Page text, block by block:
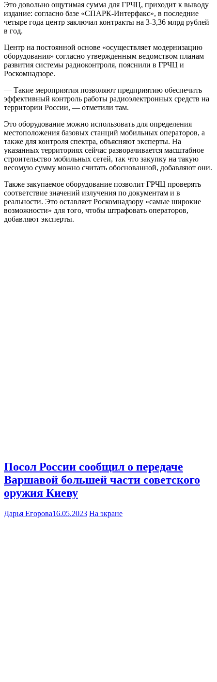
Это довольно ощутимая сумма для ГРЧЦ, приходит к выводу
издание: согласно базе «СПАРК-Интерфакс», в последние
четыре года центр заключал контракты на 3-3,36 млрд рублей
в год.
Центр на постоянной основе «осуществляет модернизацию
оборудования» согласно утвержденным ведомством планам
развития системы радиоконтроля, пояснили в ГРЧЦ и
Роскомнадзоре.
— Такие мероприятия позволяют предприятию обеспечить
эффективный контроль работы радиоэлектронных средств на
территории России, — отметили там.
Это оборудование можно использовать для определения
местоположения базовых станций мобильных операторов, а
также для контроля спектра, объясняют эксперты. На
указанных территориях сейчас разворачивается масштабное
строительство мобильных сетей, так что закупку на такую
весомую сумму можно считать обоснованной, добавляют они.
Также закупаемое оборудование позволит ГРЧЦ проверять
соответствие значений излучения по документам и в
реальности. Это оставляет Роскомнадзору «самые широкие
возможности» для того, чтобы штрафовать операторов,
добавляют эксперты.
Посол России сообщил о передаче
Варшавой большей части советского
оружия Киеву
Дарья Егорова16.05.2023 На экране